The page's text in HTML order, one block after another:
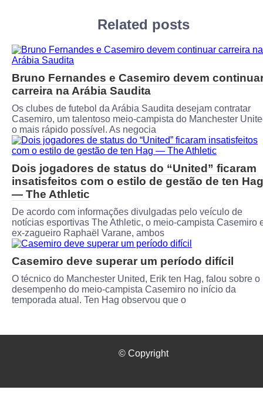
Related posts
Bruno Fernandes e Casemiro devem
carreira na Arábia Saudita
Os clubes de futebol da Arábia Saudita desejam contratar
Casemiro, um talentoso meio-campista do Manchester
o mais rápido possível. As negocia
Dois jogadores de status do “United” ficaram
insatisfeitos com o estilo de gestão de ten Hag
— The Athletic
De acordo com informações divulgadas pelo veículo de
notícias esportivas The Athletic, o meio-campista Casemiro
ex-zagueiro Raphaël Varane, ambos
Casemiro deve superar um período difícil
O técnico do Manchester United, Erik ten Hag, falou sobre o
desempenho do meio-campista Casemiro no início da
temporada atual. Ten Hag observou que o
© Copyright